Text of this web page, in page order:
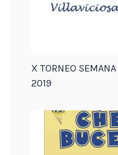
X TORNEO
2019